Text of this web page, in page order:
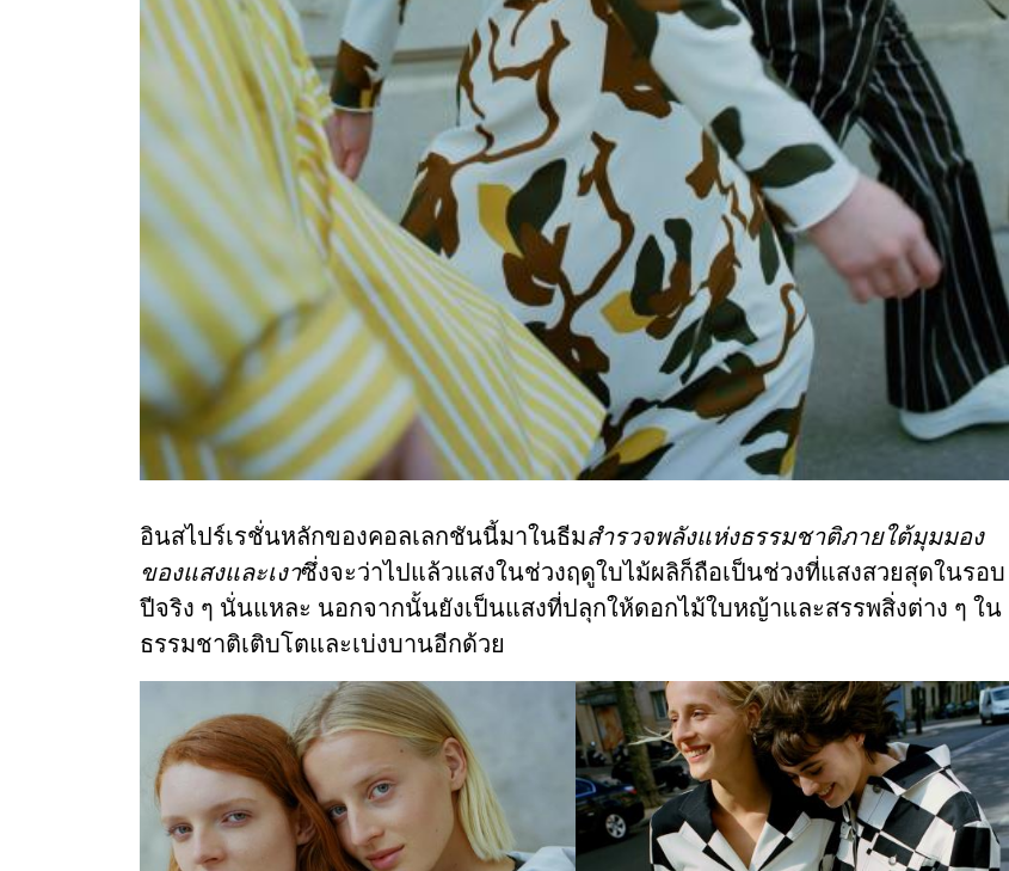
อินสไปร์เรชั่นหลักของคอลเลกชันนี้มาในธีมสำรวจพลังแห่งธรรมชาติภายใต้มุมมอง
ของแสงและเงาซึ่งจะว่าไปแล้วแสงในช่วงฤดูใบไม้ผลิก็ถือเป็นช่วงที่แสงสวยสุดในรอบ
ปีจริง ๆ นั่นแหละ นอกจากนั้นยังเป็นแสงที่ปลุกให้ดอกไม้ใบหญ้าและสรรพสิ่งต่าง ๆ ใน
ธรรมชาติเติบโตและเบ่งบานอีกด้วย